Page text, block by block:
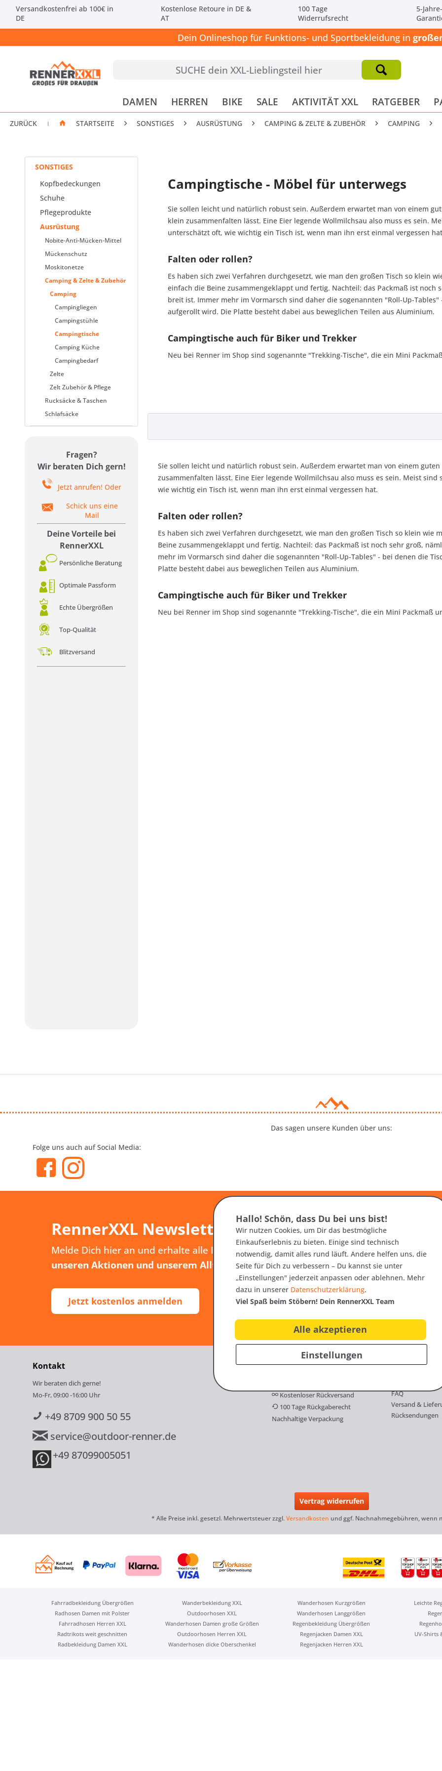
Versandkostenfrei ab 100€ in
DE
Kostenlose Retoure in DE &
AT
100 Tage
Widerrufsrecht
5-
Dein Onlineshop für Funktions- und Sportbekleidung in
DAMEN HERREN BIKE SALE AKTIVITÄT XXL RATGEBER
ZURÜCK | STARTSEITE SONSTIGES AUSRÜSTUNG CAMPING & ZELTE & ZUBEHÖR CAMPING
SONSTIGES
Kopfbedeckungen
Schuhe
Pflegeprodukte
Ausrüstung
Nobite-Anti-Mücken-Mittel
Mückenschutz
Moskitonetze
Camping & Zelte & Zubehör
Camping
Campingliegen
Campingstühle
Campingtische
Camping Küche
Campingbedarf
Zelte
Zelt Zubehör & Pflege
Rucksäcke & Taschen
Schlafsäcke
Fragen?
Wir beraten Dich gern!
Jetzt anrufen! Oder
Schick uns eine
Mail
Deine Vorteile bei
RennerXXL
Persönliche Beratung
Optimale Passform
Echte Übergrößen
Top-Qualität
Blitzversand
Campingtische - Möbel für unterwegs
Sie sollen leicht und natürlich robust sein. Außerdem erwartet man von einem
klein zusammenfalten lässt. Eine Eier legende Wollmilchsau also muss es sein.
unterschätzt oft, wie wichtig ein Tisch ist, wenn man ihn erst einmal vergessen
Falten oder rollen?
Es haben sich zwei Verfahren durchgesetzt, wie man den großen Tisch so klein
einfach die Beine zusammengeklappt und fertig. Nachteil: das Packmaß ist noch
breit ist. Immer mehr im Vormarsch sind daher die sogenannten "Roll-Up-
aufgerollt wird. Die Platte besteht dabei aus beweglichen Teilen aus Aluminium.
Campingtische auch für Biker und Trekker
Neu bei Renner im Shop sind sogenannte "Trekking-Tische", die ein Mini
Sie sollen leicht und natürlich robust sein. Außerdem erwartet man von einem
zusammenfalten lässt. Eine Eier legende Wollmilchsau also muss es sein. Meist
wie wichtig ein Tisch ist, wenn man ihn erst einmal vergessen hat.
Falten oder rollen?
Es haben sich zwei Verfahren durchgesetzt, wie man den großen Tisch so klein wie
Beine zusammengeklappt und fertig. Nachteil: das Packmaß ist noch sehr groß,
mehr im Vormarsch sind daher die sogenannten "Roll-Up-Tables" - bei denen die
Platte besteht dabei aus beweglichen Teilen aus Aluminium.
Campingtische auch für Biker und Trekker
Neu bei Renner im Shop sind sogenannte "Trekking-Tische", die ein Mini Packmaß
Das sagen unsere Kunden über uns:
Folge uns auch auf Social Media:
RennerXXL Newsletter
Melde Dich hier an und erhalte alle Infos zu neuen Produkten,
unseren Aktionen und unserem Alltag
als Onlineshop!
Jetzt kostenlos anmelden
10€
Kontakt
Wir beraten dich gerne!
Mo-Fr, 09:00 -16:00 Uhr
+49 8709 900 50 55
service@outdoor-renner.de
+49 87099005051
Vorteile
Kostenloser Rückversand
100 Tage Rückgaberecht
Nachhaltige Verpackung
Service
FAQ
Versand &
Rücksendungen
Vertrag widerrufen
* Alle Preise inkl. gesetzl. Mehrwertsteuer zzgl.Versandkosten und ggf. Nachnahmegebühren, wenn
Fahrradbekleidung Übergrößen
Radhosen Damen mit Polster
Fahrradhosen Herren XXL
Radtrikots weit geschnitten
Radbekleidung Damen XXL
Wanderbekleidung XXL
Outdoorhosen XXL
Wanderhosen Damen große Größen
Outdoorhosen Herren XXL
Wanderhosen dicke Oberschenkel
Wanderhosen Kurzgrößen
Wanderhosen Langgrößen
Regenbekleidung Übergrößen
Regenjacken Damen XXL
Regenjacken Herren XXL
Leichte
UV-Shirts
Hallo! Schön, dass Du bei uns bist!
Wir nutzen Cookies, um Dir das bestmögliche
Einkaufserlebnis zu bieten. Einige sind technisch
notwendig, damit alles rund läuft. Andere helfen uns, die
Seite für Dich zu verbessern – Du kannst sie unter
„Einstellungen" jederzeit anpassen oder ablehnen. Mehr
dazu in unserer Datenschutzerklärung.
Viel Spaß beim Stöbern! Dein RennerXXL Team
Alle akzeptieren
Einstellungen